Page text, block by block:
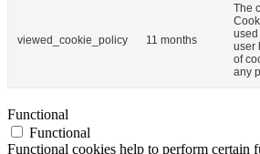
viewed_cookie_policy 11 months
The
used
user
of
any
Functional
Functional
Functional cookies help to perform certain